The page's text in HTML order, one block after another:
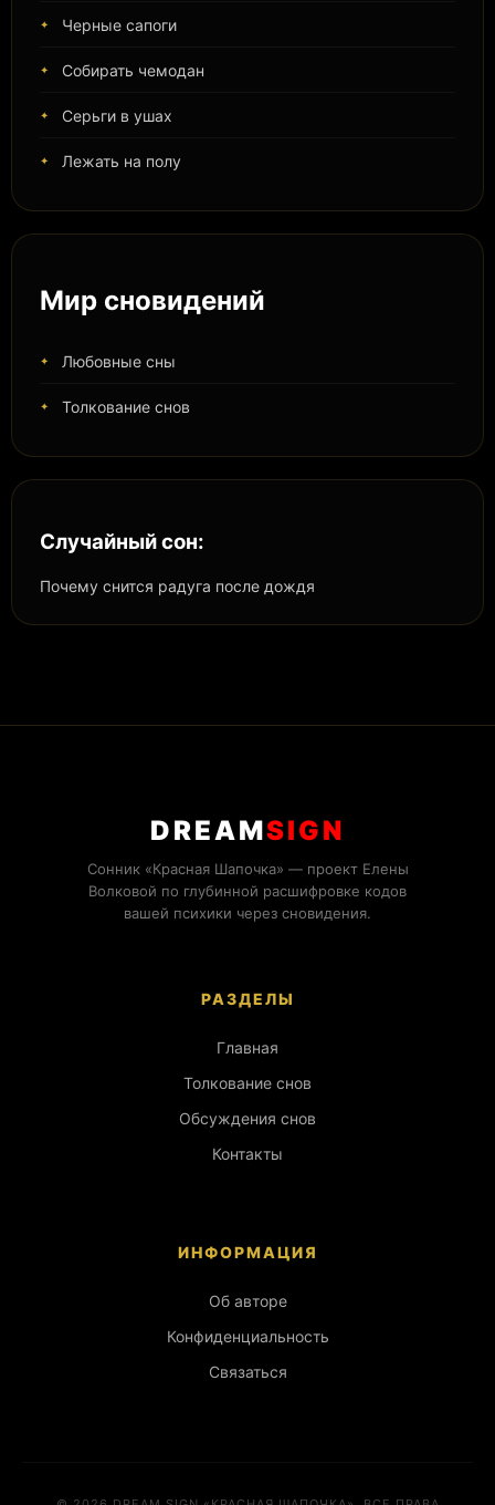
Черные сапоги
Собирать чемодан
Серьги в ушах
Лежать на полу
Мир сновидений
Любовные сны
Толкование снов
Случайный сон:
Почему снится радуга после дождя
DREAMSIGN
Сонник «Красная Шапочка» — проект Елены
Волковой по глубинной расшифровке кодов
вашей психики через сновидения.
РАЗДЕЛЫ
Главная
Толкование снов
Обсуждения снов
Контакты
ИНФОРМАЦИЯ
Об авторе
Конфиденциальность
Связаться